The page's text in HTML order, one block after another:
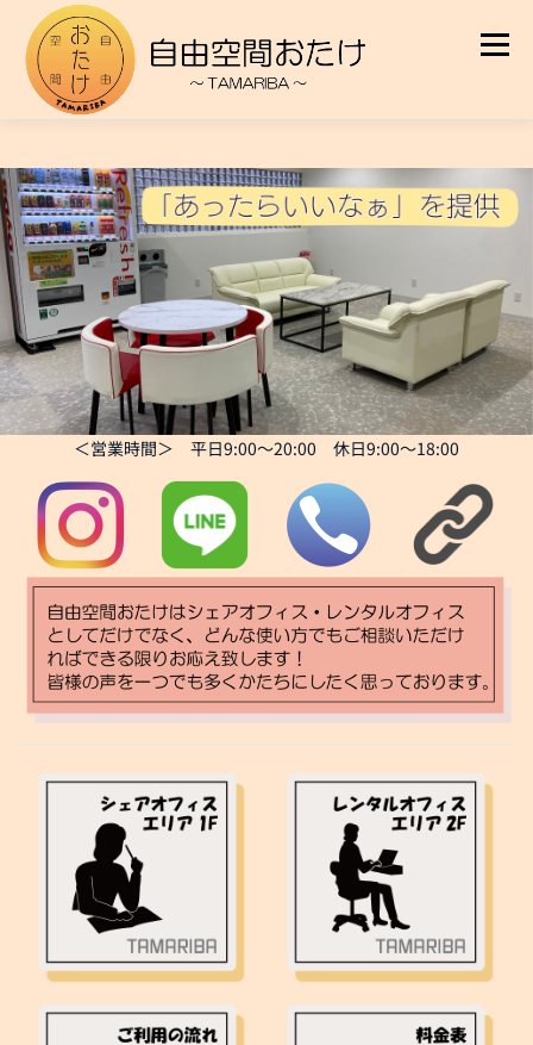
ツ
ス
キ
ッ
プ
メニュ
シェアオフィスエリア1F レンタルオフィスエリア2F
料金表 アクセス お問合せ
＜営業時間＞ 平日9:00～20:00 休日9:00～18:00